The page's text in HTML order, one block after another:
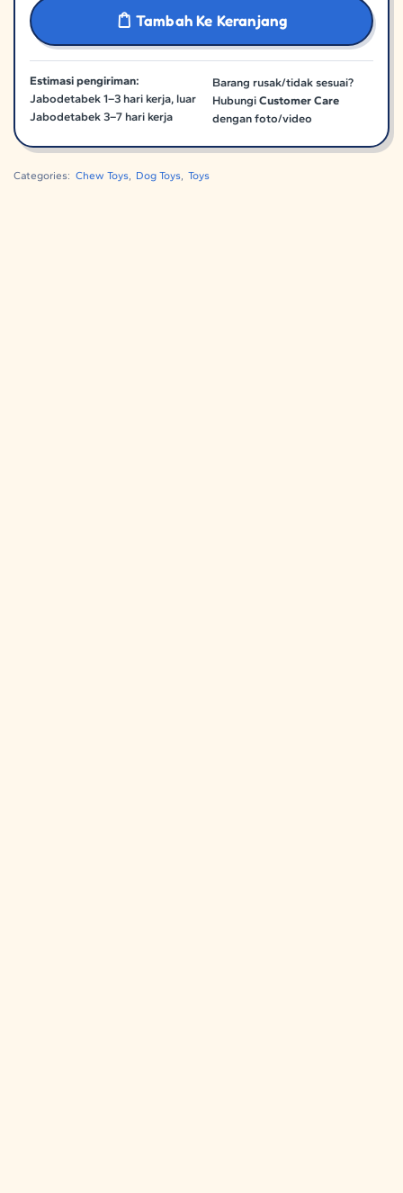
Tambah Ke Keranjang
Estimasi pengiriman:
Jabodetabek 1–3 hari kerja, luar
Jabodetabek 3–7 hari kerja
Barang rusak/tidak sesuai?
HubungiCustomer Care
dengan foto/video
Categories: Chew Toys, Dog Toys, Toys